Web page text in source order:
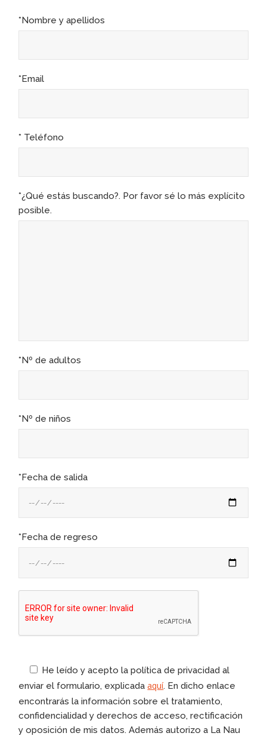
*Nombre y apellidos
*Email
* Teléfono
*¿Qué estás buscando?. Por favor sé lo más explícito
posible.
*Nº de adultos
*Nº de niños
*Fecha de salida
*Fecha de regreso
He leído y acepto la política de privacidad al
enviar el formulario, explicadaaquí. En dicho enlace
encontrarás la información sobre el tratamiento,
confidencialidad y derechos de acceso, rectificación
y oposición de mis datos. Además autorizo a La Nau